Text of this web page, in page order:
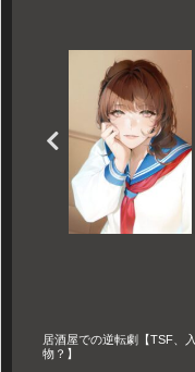
の運命を描いたAI作文。
居酒屋での逆転劇【TSF、
物？】